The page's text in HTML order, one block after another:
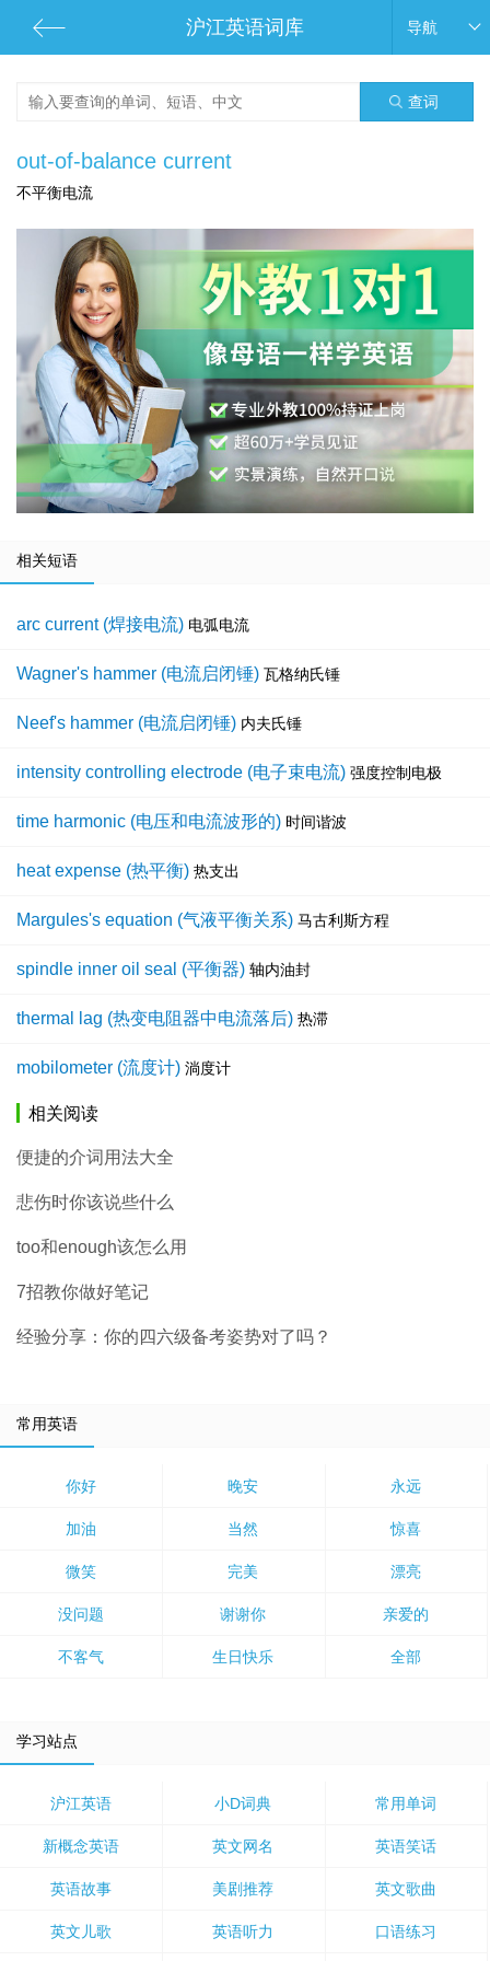
沪江英语词库 导航
查词
out-of-balance current
不平衡电流
相关短语
arc current (焊接电流) 电弧电流
Wagner's hammer (电流启闭锤) 瓦格纳氏锤
Neef's hammer (电流启闭锤) 内夫氏锤
intensity controlling electrode (电子束电流) 强度控制电极
time harmonic (电压和电流波形的) 时间谐波
heat expense (热平衡) 热支出
Margules's equation (气液平衡关系) 马古利斯方程
spindle inner oil seal (平衡器) 轴内油封
thermal lag (热变电阻器中电流落后) 热滞
mobilometer (流度计) 淌度计
相关阅读
便捷的介词用法大全
悲伤时你该说些什么
too和enough该怎么用
7招教你做好笔记
经验分享：你的四六级备考姿势对了吗？
常用英语
你好 晚安 永远
加油 当然 惊喜
微笑 完美 漂亮
没问题 谢谢你 亲爱的
不客气 生日快乐 全部
学习站点
沪江英语 小D词典 常用单词
新概念英语 英文网名 英语笑话
英语故事 美剧推荐 英文歌曲
英文儿歌 英语听力 口语练习